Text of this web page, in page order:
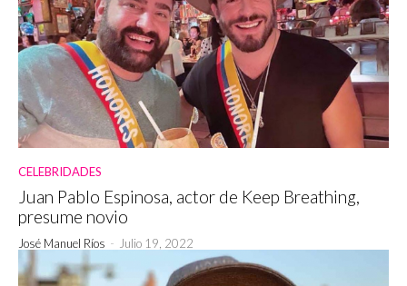
CELEBRIDADES
Juan Pablo Espinosa, actor de Keep Breathing,
presume novio
José Manuel Ríos - Julio 19, 2022